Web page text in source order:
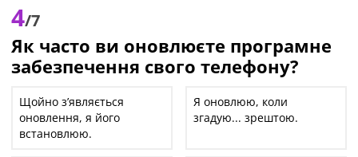
4/7
Як часто ви оновлюєте програмне
забезпечення свого телефону?
Щойно з’являється
оновлення, я його
встановлюю.
Я оновлюю, коли
згадую... зрештою.